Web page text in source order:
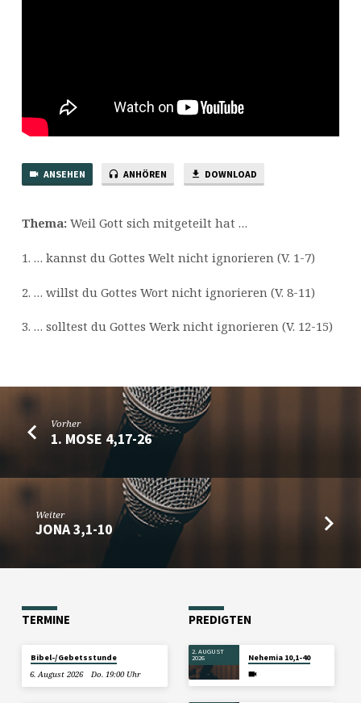
ANSEHEN ANHÖREN DOWNLOAD
Thema:Weil Gott sich mitgeteilt hat …
1. … kannst du Gottes Welt nicht ignorieren (V. 1-7)
2. … willst du Gottes Wort nicht ignorieren (V. 8-11)
3. … solltest du Gottes Werk nicht ignorieren (V. 12-15)
Vorher
1. MOSE 4,17-26
Weiter
JONA 3,1-10
TERMINE
Bibel-/Gebetsstunde
6. August 2026
Do. 19:00 Uhr
PREDIGTEN
2. AUGUST
2026 Nehemia 10,1-40